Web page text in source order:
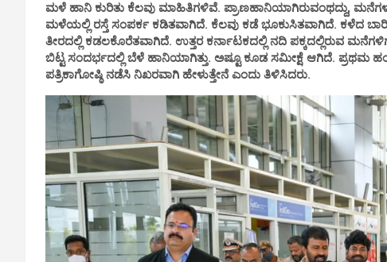
ಮಳೆ ಹಾನಿ ಕುರಿತು ಕೆಲವು ಮಾಹಿತಿಗಳಿವೆ. ಪ್ರಾಣಹಾನಿಯಾಗಿರುವಂಥದ್ದು,
ಮಳೆಯಲ್ಲಿ ರಸ್ತೆ ಸಂಪರ್ಕ ಕಡಿತವಾಗಿದೆ. ಕೆಲವು ಕಡೆ ಭೂಕುಸಿತವಾಗಿದೆ. ಕಳೆದ
ತೀರದಲ್ಲಿ ಕಡಲಕೊರೆತವಾಗಿದೆ. ಉತ್ತರ ಕರ್ನಾಟಕದಲ್ಲಿ ನದಿ ಪಕ್ಕದಲ್ಲಿರುವ
ಬಿಟ್ಟ ಸಂದರ್ಭದಲ್ಲಿ ಬೆಳೆ ಹಾನಿಯಾಗಿತ್ತು. ಅಷ್ಟೂ ಕೂಡ ಸಮೀಕ್ಷೆ ಆಗಿದೆ. ಪ್ರಥಮ
ಪತ್ರಿಕಾಗೋಷ್ಠಿ ನಡೆಸಿ ನಿಖರವಾಗಿ ಹೇಳುತ್ತೇನೆ ಎಂದು ತಿಳಿಸಿದರು.